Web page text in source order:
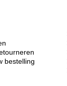
bestelling